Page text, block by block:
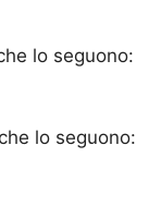
lo seguono:
lo seguono: